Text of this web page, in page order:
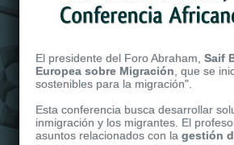
El presidente del Foro Abraham, Saif
Europea sobre Migración , que se
sostenibles para la migración".
Esta conferencia busca desarrollar
inmigración y los migrantes. El
asuntos relacionados con la gestión